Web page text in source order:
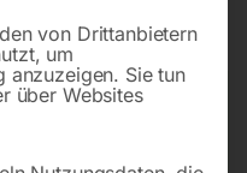
€40,00
gelten für Österreich.
von Drittanbietern
um
anzuzeigen. Sie tun
über Websites